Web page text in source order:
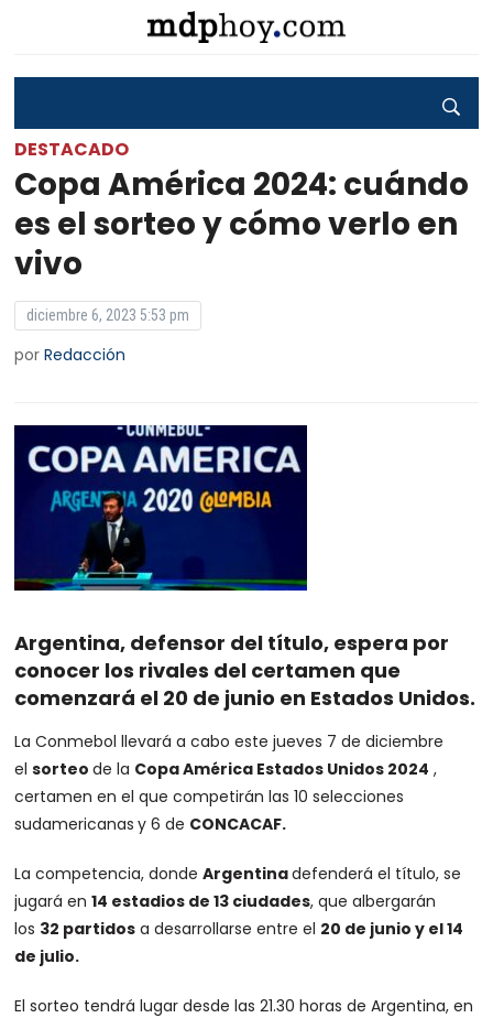
DESTACADO
Copa América 2024: cuándo
es el sorteo y cómo verlo en
vivo
diciembre 6, 2023 5:53 pm
porRedacción
Argentina, defensor del título, espera por
conocer los rivales del certamen que
comenzará el 20 de junio en Estados Unidos.
La Conmebol llevará a cabo este jueves 7 de diciembre
elsorteode la Copa América Estados Unidos 2024 ,
certamen en el que competirán las 10 selecciones
sudamericanas y 6 de CONCACAF.
La competencia, dondeArgentinadefenderá el título, se
jugará en14 estadios de 13 ciudades, que albergarán
los 32 partidos a desarrollarse entre el 20 de junio y el 14
de julio.
El sorteo tendrá lugar desde las 21.30 horas de Argentina, en